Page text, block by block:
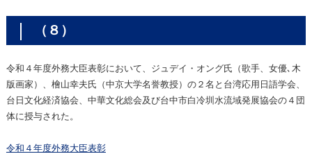
（８）
令和４年度外務大臣表彰において、ジュデイ・オング氏（歌手、女優､木
版画家）、檜山幸夫氏（中京大学名誉教授）の２名と台湾応用日語学会、
台日文化経済協会、中華文化総会及び台中市白冷圳水流域発展協会の４団
体に授与された。
令和４年度外務大臣表彰